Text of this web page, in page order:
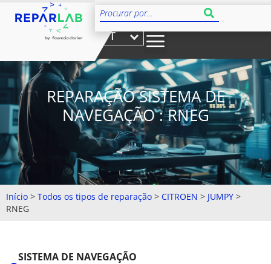
PT
REPARAÇÃO SISTEMA DE
NAVEGAÇÃO : RNEG
Início > Todos os tipos de reparação > CITROEN > JUMPY >
RNEG
SISTEMA DE NAVEGAÇÃO